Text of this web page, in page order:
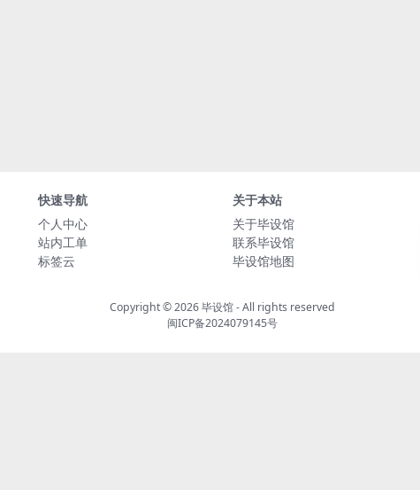
快速导航
个人中心
站内工单
标签云
关于本站
关于毕设馆
联系毕设馆
毕设馆地图
Copyright © 2026毕设馆- All rights reserved
闽ICP备2024079145号